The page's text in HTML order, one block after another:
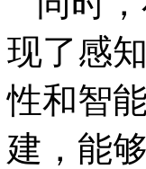
现了感
性和智
建，能